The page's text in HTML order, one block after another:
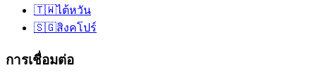
🇹🇼ไต้หวัน
🇸🇬สิงคโปร์
การเชื่อมต่อ